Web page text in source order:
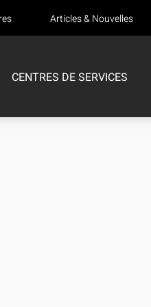
Articles & Nouvelles
CENTRES DE SERVICES